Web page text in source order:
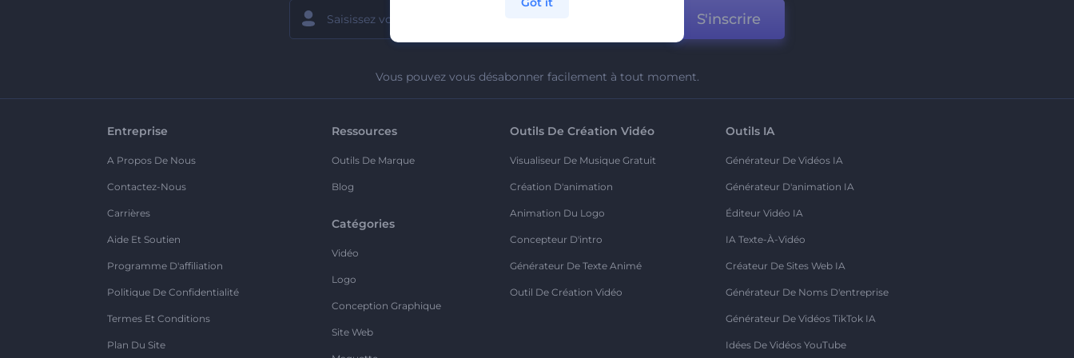
S'inscrire
Vous pouvez vous désabonner facilement à tout moment.
Entreprise
A Propos De Nous
Contactez-Nous
Carrières
Aide Et Soutien
Programme D'affiliation
Politique De Confidentialité
Termes Et Conditions
Plan Du Site
Ressources
Outils De Marque
Blog
Catégories
Vidéo
Logo
Conception Graphique
Site Web
Outils De Création Vidéo
Visualiseur De Musique Gratuit
Création D'animation
Animation Du Logo
Concepteur D'intro
Générateur De Texte Animé
Outil De Création Vidéo
Outils IA
Générateur De Vidéos IA
Générateur D'animation IA
Éditeur Vidéo IA
IA Texte-À-Vidéo
Créateur De Sites Web IA
Générateur De Noms D'entreprise
Générateur De Vidéos TikTok IA
Idées De Vidéos YouTube